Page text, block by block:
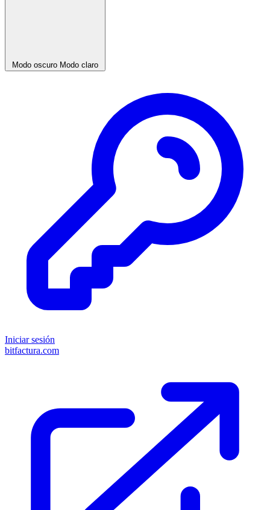
Modo oscuro Modo claro
Iniciar sesión
bitfactura.com